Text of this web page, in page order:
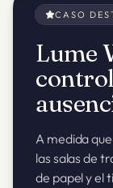
CASO
Lume
A medida
las salas de
de papel y el